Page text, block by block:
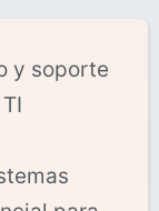
y soporte